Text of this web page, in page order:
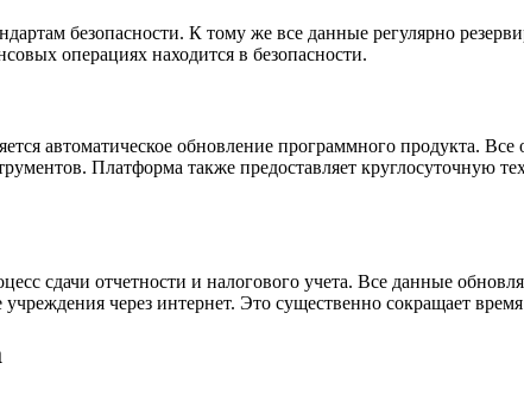
безопасности. К тому же все данные регулярно
операциях находится в безопасности.
автоматическое обновление программного продукта.
Платформа также предоставляет круглосуточную
сдачи отчетности и налогового учета. Все данные
через интернет. Это существенно сокращает